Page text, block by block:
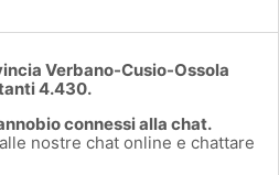
Verbano-Cusio-Ossola
4.430.
connessi alla chat.
nostre chat online e chattare